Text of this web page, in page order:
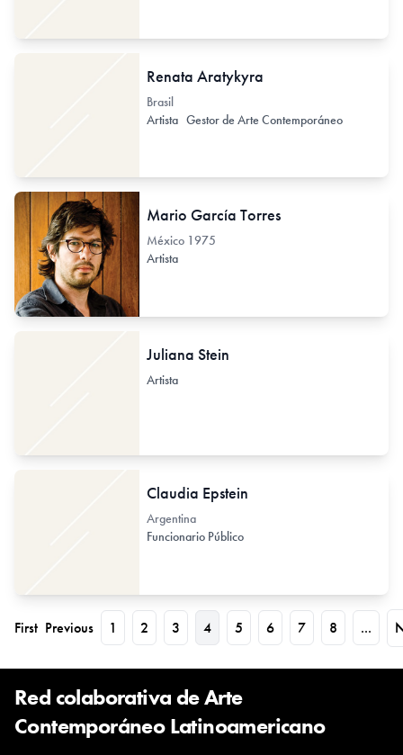
Renata Aratykyra
Brasil
Artista Gestor de Arte Contemporáneo
Mario García Torres
México 1975
Artista
Juliana Stein
Artista
Claudia Epstein
Argentina
Funcionario Público
First Previous 1 2 3 4 5 6 7 8 ...
Red colaborativa de Arte
Contemporáneo Latinoamericano